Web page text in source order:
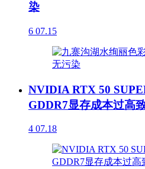
染
6 07.15
NVIDIA RTX 50
GDDR7显存成本过高
4 07.18